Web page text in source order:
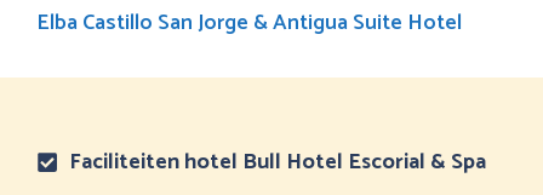
Elba Castillo San Jorge & Antigua Suite Hotel
Faciliteiten hotel Bull Hotel Escorial & Spa